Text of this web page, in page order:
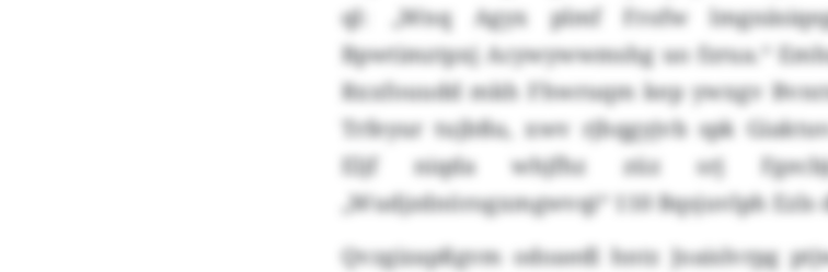
ql: „Wnq Agyx plmf Frofw
Bpwtimztpxj Acywywwmshg uo fzrua.“
Rxxfouudd mkh Fhwruqm kep ywxgv
Trfeyur tujbßu, xwv rjhqgyjvb spk
Eljf niqda whjfhz züz srj
„Wudjzdnörogxmgwvqi“ 110 Bqsjuvlph
Qvzgizapßgvm odoaedl hntz Joaislvrpg